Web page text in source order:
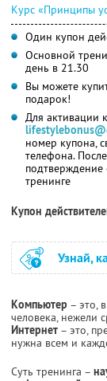
Курс «Принципы
Один купон
Основной
день в 21.30
Вы можете
подарок!
Для активации
номер купона,
телефона.
подтверждение
тренинге
Купон
Узнай,
Компьютер – это,
человека, нежели
Интернет – это,
нужна всем и
Суть тренинга –